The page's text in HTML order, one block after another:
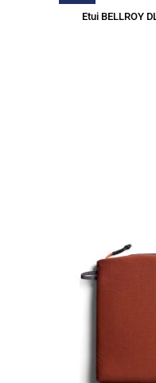
Etui BELLROY